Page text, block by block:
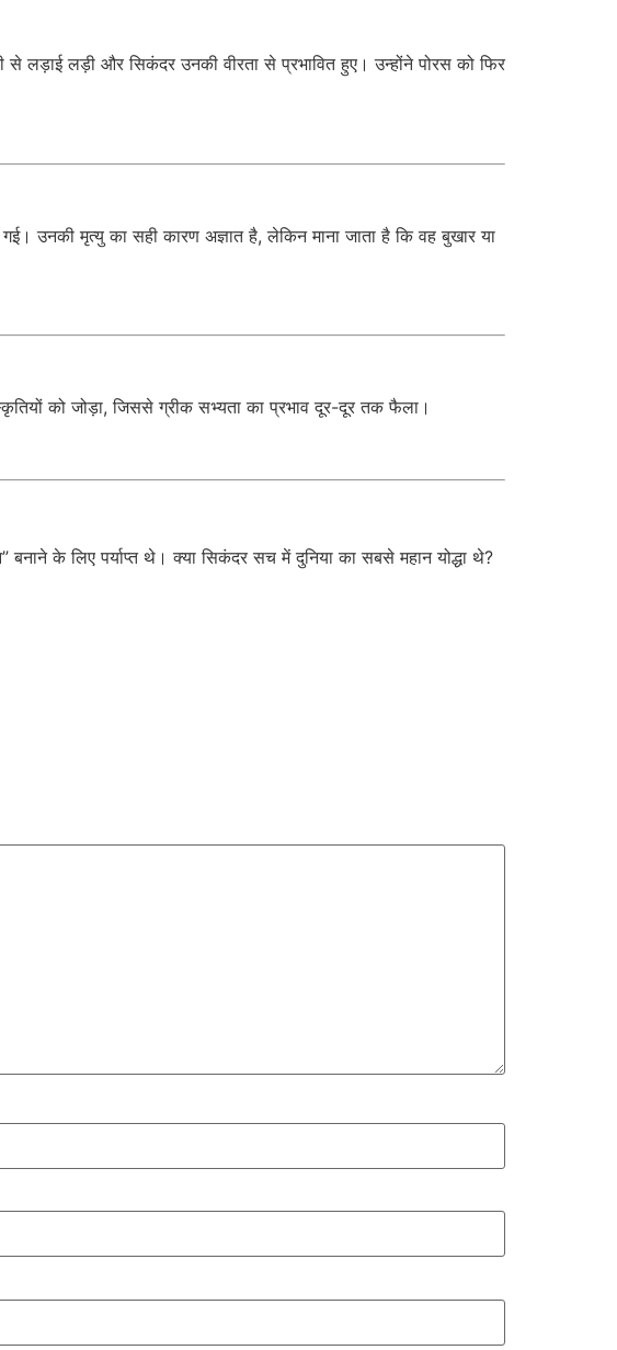
लड़ाई लड़ी और सिकंदर उनकी वीरता से प्रभावित हुए। उन्होंने पोरस को फिर
उनकी मृत्यु का सही कारण अज्ञात है, लेकिन माना जाता है कि वह बुखार या
को जोड़ा, जिससे ग्रीक सभ्यता का प्रभाव दूर-दूर तक फैला।
के लिए पर्याप्त थे। क्या सिकंदर सच में दुनिया का सबसे महान योद्धा थे?